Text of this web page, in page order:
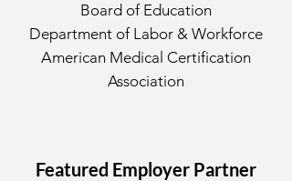
Board of Education
Department of Labor & Workforce
American Medical Certification
Association
Featured Employer Partner